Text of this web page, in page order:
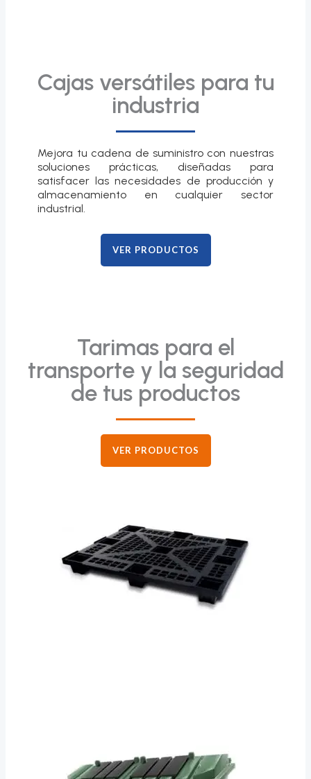
Cajas versátiles para tu
industria
Mejora tu cadena de suministro con nuestras
soluciones prácticas, diseñadas para
satisfacer las necesidades de producción y
almacenamiento en cualquier sector
industrial.
VER PRODUCTOS
Tarimas para el
transporte y la seguridad
de tus productos
VER PRODUCTOS